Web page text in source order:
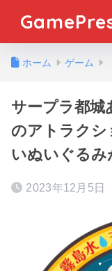
ホーム ゲーム
サープラ都城
のアトラクシ
いぬいぐるみ
2023年12月5日